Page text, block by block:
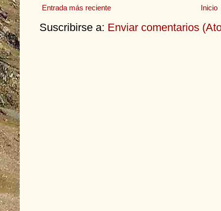
Entrada más reciente Inicio
Suscribirse a: Enviar comentarios